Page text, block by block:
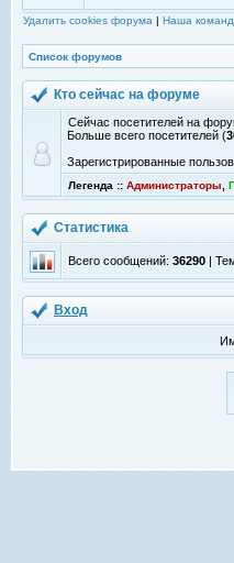
Удалить cookies форума | Наша
Список форумов
Кто сейчас на форуме
Сейчас посетителей на
Больше всего посетителей (
Зарегистрированные
Легенда :: Администраторы
Статистика
Всего сообщений: 36290 |
Вход